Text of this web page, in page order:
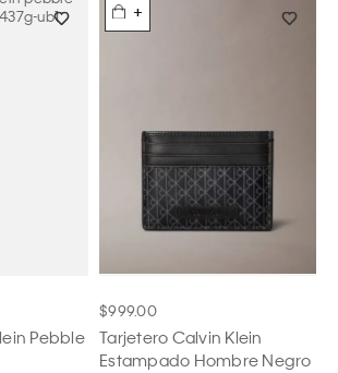
Pebble
+
$999.00
Tarjetero Calvin Klein
Estampado Hombre Negro